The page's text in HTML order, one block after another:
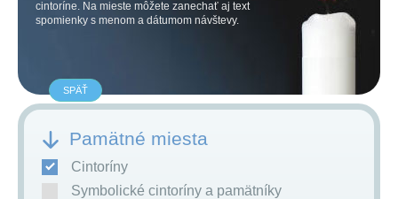
cintoríne. Na mieste môžete zanechať aj text
spomienky s menom a dátumom návštevy.
SPÄŤ
Pamätné miesta
Cintoríny
Symbolické cintoríny a pamätníky